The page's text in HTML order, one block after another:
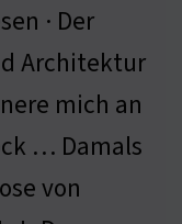
· Der
Architektur
mich an
… Damals
von